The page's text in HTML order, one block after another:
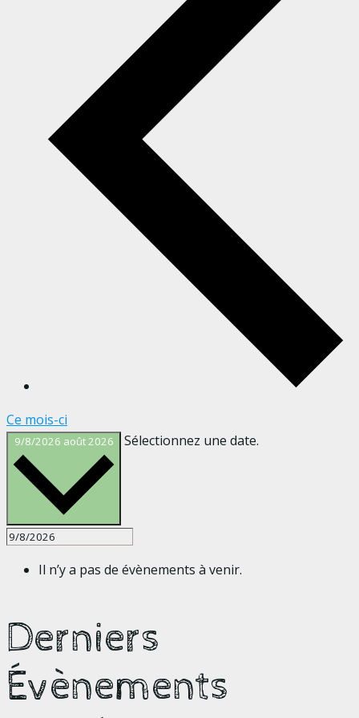
Ce mois-ci
9/8/2026 août 2026 Sélectionnez une date.
Il n’y a pas de évènements à venir.
Derniers
Évènements